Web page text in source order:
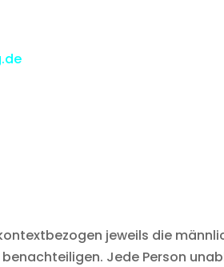
jeweils die
Jede Person